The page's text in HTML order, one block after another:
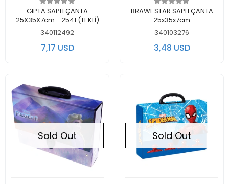
Add to cart
GIPTA SAPLI ÇANTA
25X35X7cm - 2541 (TEKLİ)
340112492
7,17 USD
Out of stock
BRAWL STAR SAPLI ÇANTA
25x35x7cm
340103276
3,48 USD
Sold Out Sold Out